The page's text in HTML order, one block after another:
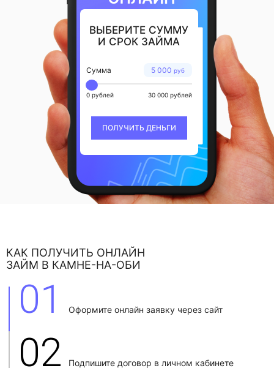
ВЫБЕРИТЕ СУММУ
И СРОК ЗАЙМА
5 000 руб
Сумма
0 рублей 30 000 рублей
ПОЛУЧИТЬ ДЕНЬГИ
КАК ПОЛУЧИТЬ ОНЛАЙН
ЗАЙМ В КАМНЕ-НА-ОБИ
01 Оформите онлайн заявку через сайт
02 Подпишите договор в личном кабинете